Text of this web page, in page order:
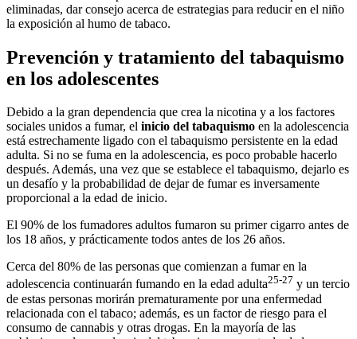
eliminadas, dar consejo acerca de estrategias para reducir en el niño
la exposición al humo de tabaco.
Prevención y tratamiento del tabaquismo
en los adolescentes
Debido a la gran dependencia que crea la nicotina y a los factores
sociales unidos a fumar, el inicio del tabaquismo en la adolescencia
está estrechamente ligado con el tabaquismo persistente en la edad
adulta. Si no se fuma en la adolescencia, es poco probable hacerlo
después. Además, una vez que se establece el tabaquismo, dejarlo es
un desafío y la probabilidad de dejar de fumar es inversamente
proporcional a la edad de inicio.
El 90% de los fumadores adultos fumaron su primer cigarro antes de
los 18 años, y prácticamente todos antes de los 26 años.
Cerca del 80% de las personas que comienzan a fumar en la
adolescencia continuarán fumando en la edad adulta25-27 y un tercio
de estas personas morirán prematuramente por una enfermedad
relacionada con el tabaco; además, es un factor de riesgo para el
consumo de cannabis y otras drogas. En la mayoría de las